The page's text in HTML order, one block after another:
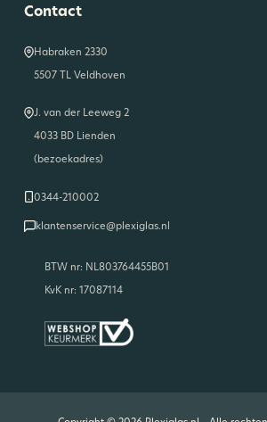
Contact
Habraken 2330
5507 TL Veldhoven
J. van der Leeweg 2
4033 BD Lienden
(bezoekadres)
0344-210002
klantenservice@plexiglas.nl
BTW nr: NL803764455B01
KvK nr: 17087114